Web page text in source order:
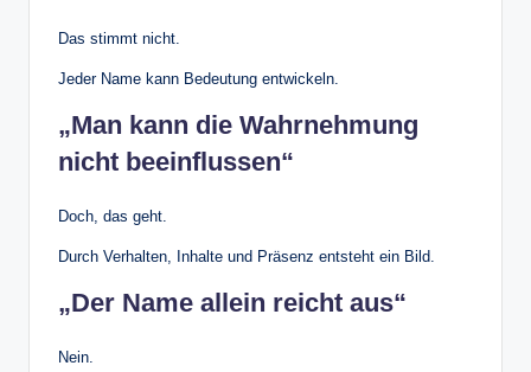
Das stimmt nicht.
Jeder Name kann Bedeutung entwickeln.
„Man kann die Wahrnehmung
nicht beeinflussen“
Doch, das geht.
Durch Verhalten, Inhalte und Präsenz entsteht ein Bild.
„Der Name allein reicht aus“
Nein.